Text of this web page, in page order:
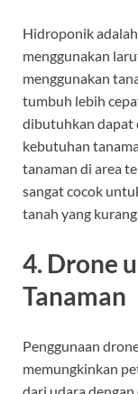
Hidroponik
menggunakan
menggunakan
tumbuh lebih
dibutuhkan dapat
kebutuhan
tanaman di area
sangat cocok
tanah yang
4. Drone
Tanaman
Penggunaan
memungkinkan